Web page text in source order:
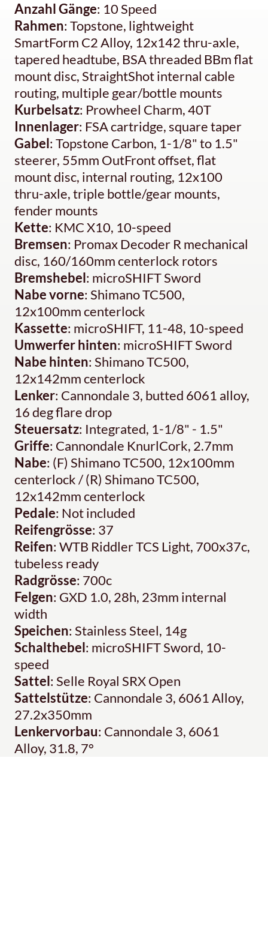
Anzahl Gänge: 10 Speed
Rahmen: Topstone, lightweight
SmartForm C2 Alloy, 12x142 thru-axle,
tapered headtube, BSA threaded BBm flat
mount disc, StraightShot internal cable
routing, multiple gear/bottle mounts
Kurbelsatz: Prowheel Charm, 40T
Innenlager: FSA cartridge, square taper
Gabel: Topstone Carbon, 1-1/8" to 1.5"
steerer, 55mm OutFront offset, flat
mount disc, internal routing, 12x100
thru-axle, triple bottle/gear mounts,
fender mounts
Kette: KMC X10, 10-speed
Bremsen: Promax Decoder R mechanical
disc, 160/160mm centerlock rotors
Bremshebel: microSHIFT Sword
Nabe vorne: Shimano TC500,
12x100mm centerlock
Kassette: microSHIFT, 11-48, 10-speed
Umwerfer hinten: microSHIFT Sword
Nabe hinten: Shimano TC500,
12x142mm centerlock
Lenker: Cannondale 3, butted 6061 alloy,
16 deg flare drop
Steuersatz: Integrated, 1-1/8" - 1.5"
Griffe: Cannondale KnurlCork, 2.7mm
Nabe: (F) Shimano TC500, 12x100mm
centerlock / (R) Shimano TC500,
12x142mm centerlock
Pedale: Not included
Reifengrösse: 37
Reifen: WTB Riddler TCS Light, 700x37c,
tubeless ready
Radgrösse: 700c
Felgen: GXD 1.0, 28h, 23mm internal
width
Speichen: Stainless Steel, 14g
Schalthebel: microSHIFT Sword, 10-
speed
Sattel: Selle Royal SRX Open
Sattelstütze: Cannondale 3, 6061 Alloy,
27.2x350mm
Lenkervorbau: Cannondale 3, 6061
Alloy, 31.8, 7°